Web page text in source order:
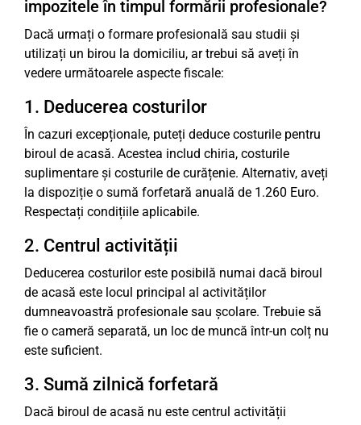
impozitele în timpul formării profesionale?
Dacă urmați o formare profesională sau studii și
utilizați un birou la domiciliu, ar trebui să aveți în
vedere următoarele aspecte fiscale:
1. Deducerea costurilor
În cazuri excepționale, puteți deduce costurile pentru
biroul de acasă. Acestea includ chiria, costurile
suplimentare și costurile de curățenie. Alternativ, aveți
la dispoziție o sumă forfetară anuală de 1.260 Euro.
Respectați condițiile aplicabile.
2. Centrul activității
Deducerea costurilor este posibilă numai dacă biroul
de acasă este locul principal al activităților
dumneavoastră profesionale sau școlare. Trebuie să
fie o cameră separată, un loc de muncă într-un colț nu
este suficient.
3. Sumă zilnică forfetară
Dacă biroul de acasă nu este centrul activității